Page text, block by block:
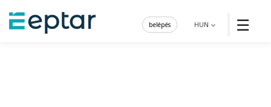
☰
HUN
belépés